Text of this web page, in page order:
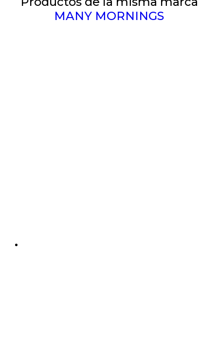
MANY MORNINGS